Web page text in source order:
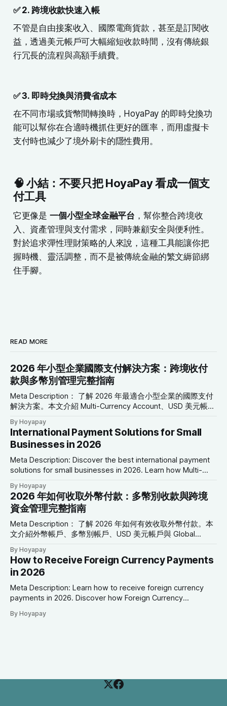
✅ 2. 跨境收款快速入帳
不管是自由接案收入、國際電商貨款，甚至是訂閱收
益，透過美元帳戶可大幅縮短收款時間，沒有傳統銀
行冗長的流程與高額手續費。
✅ 3. 即時兌換與消費省成本
在不同市場或貨幣間轉換時，HoyaPay 的即時兌換功
能可以幫你在合適時機抓住更好的匯率，而用虛擬卡
支付時也減少了境外刷卡的隱性費用。
🧠 小結：不要只把 HoyaPay 看成一個支
付工具
它更像是 一個小型全球金融平台 ，幫你整合跨境收
入、資產管理與支付需求，同時兼顧安全與便利性。
對於追求彈性理財策略的人來說，這種工具能讓你把
握時機、靈活調整，而不是被傳統金融的繁文縟節綁
住手腳。
READ MORE
2026 年小型企業國際支付解決方案：跨境收付
款與多幣別管理完整指南
Meta Description： 了解 2026 年最適合小型企業的國際支付
解決方案。本文介紹 Multi-Currency Account、USD 美元帳
具，協助企業降低成本、改善現金流並拓展全球市場。 SEO
關鍵字： 國際支付解決方案、小型企業支付、跨境支付、全
球支付平台、多幣別帳戶、USD 美元帳戶、Global Collection
Account、企業支付解決方案、國際商業付款 2026 年小型企
業國際支付解決方案 前言 小型企業的發展，已不再受到地理
台： * 向北美客戶銷售商品 * 聘用歐洲的自由工作者 * 支付澳
洲供應商 * 向全球提供數位服務 * 管理來自多個國家的付款
然而，隨著國際商機增加，跨境支付管理也成為小型企業最常
By Hoyapay
International Payment Solutions for Small
Businesses in 2026
Meta Description: Discover the best international payment
solutions for small businesses in 2026. Learn how Multi-
Accounts, Virtual Cards, and cross-border payment tools
can simplify global financial operations. SEO Keywords:
International Payment Solutions, Small Business Payments,
Cross-Border Payments, Global Payment Platform, Multi-
By Hoyapay
2026 年如何收取外幣付款：多幣別收款與跨境
資金管理完整指南
Meta Description： 了解 2026 年如何有效收取外幣付款。本
文介紹外幣帳戶、多幣別帳戶、USD 美元帳戶與 Global
簡化跨境資金管理。 SEO 關鍵字： 收取外幣付款、外幣帳
戶、多幣別帳戶、國際付款、USD 美元帳戶、EUR 歐元帳
戶、Global Collection Account、跨境支付、國際商業付款
2026 年如何收取外幣付款 前言 隨著商業活動日益全球化，接
收多種貨幣付款，已不再只是跨國企業才需要的金融服務。
如今： * 自由工作者與美國客戶合作 * 行銷公司服務歐洲企業
* SaaS 公司向全球用戶提供服務 * 電商商店接收不同國家的
By Hoyapay
How to Receive Foreign Currency Payments
in 2026
Meta Description: Learn how to receive foreign currency
payments in 2026. Discover how Foreign Currency
Accounts, and Global Collection Accounts help businesses
By Hoyapay